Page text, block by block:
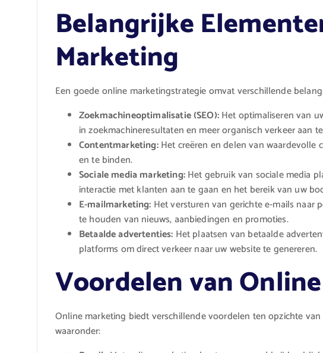
Belangrijke
Marketing
Een goede online marketingstrategie omvat verschillende
Zoekmachineoptimalisatie (SEO):Het optimaliseren van
in zoekmachineresultaten en meer organisch verkeer aan
Contentmarketing:Het creëren en delen van waardevolle
en te binden.
Sociale media marketing:Het gebruik van sociale media
interactie met klanten aan te gaan en het bereik van uw
E-mailmarketing: Het versturen van gerichte e-mails
te houden van nieuws, aanbiedingen en promoties.
Betaalde advertenties: Het plaatsen van betaalde
platforms om direct verkeer naar uw website te genereren.
Voordelen van
Online marketing biedt verschillende voordelen ten opzichte
waaronder: